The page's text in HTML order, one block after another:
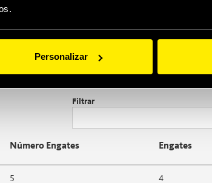
Personalizar
Filtrar
Número Engates Engates
5 4